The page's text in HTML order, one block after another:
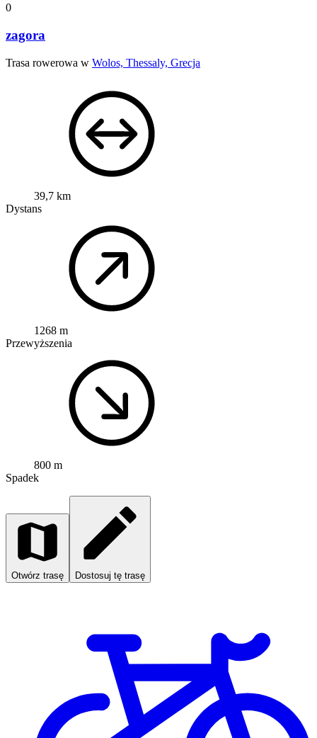
0
zagora
Trasa rowerowa w Wolos, Thessaly, Grecja
39,7 km
Dystans
1268 m
Przewyższenia
800 m
Spadek
Otwórz trasę Dostosuj tę trasę